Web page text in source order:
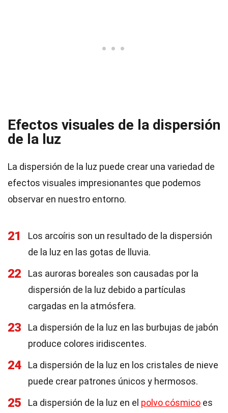
Efectos visuales de la dispersión
de la luz
La dispersión de la luz puede crear una variedad de
efectos visuales impresionantes que podemos
observar en nuestro entorno.
21
Los arcoíris son un resultado de la dispersión
de la luz en las gotas de lluvia.
22
Las auroras boreales son causadas por la
dispersión de la luz debido a partículas
cargadas en la atmósfera.
23
La dispersión de la luz en las burbujas de jabón
produce colores iridiscentes.
24
La dispersión de la luz en los cristales de nieve
puede crear patrones únicos y hermosos.
25 La dispersión de la luz en el polvo cósmico es